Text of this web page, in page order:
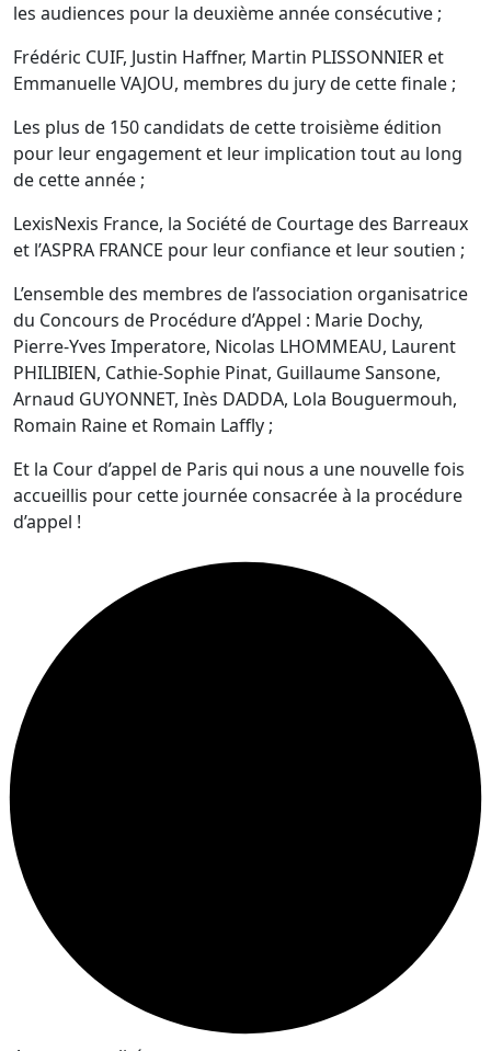
les audiences pour la deuxième année consécutive ;
Frédéric CUIF, Justin Haffner, Martin PLISSONNIER et
Emmanuelle VAJOU, membres du jury de cette finale ;
Les plus de 150 candidats de cette troisième édition
pour leur engagement et leur implication tout au long
de cette année ;
LexisNexis France, la Société de Courtage des Barreaux
et l’ASPRA FRANCE pour leur confiance et leur soutien ;
L’ensemble des membres de l’association organisatrice
du Concours de Procédure d’Appel : Marie Dochy,
Pierre-Yves Imperatore, Nicolas LHOMMEAU, Laurent
PHILIBIEN, Cathie-Sophie Pinat, Guillaume Sansone,
Arnaud GUYONNET, Inès DADDA, Lola Bouguermouh,
Romain Raine et Romain Laffly ;
Et la Cour d’appel de Paris qui nous a une nouvelle fois
accueillis pour cette journée consacrée à la procédure
d’appel !